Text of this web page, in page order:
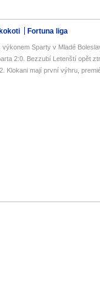
Fortuna liga
Sparty v Mladé
2:0. Bezzubí Letenští opět
Klokani mají první výhru,